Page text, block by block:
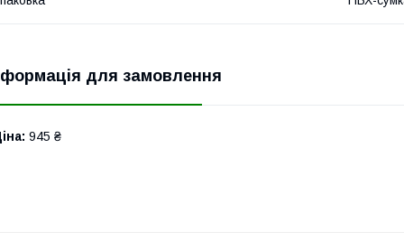
для замовлення
945 ₴